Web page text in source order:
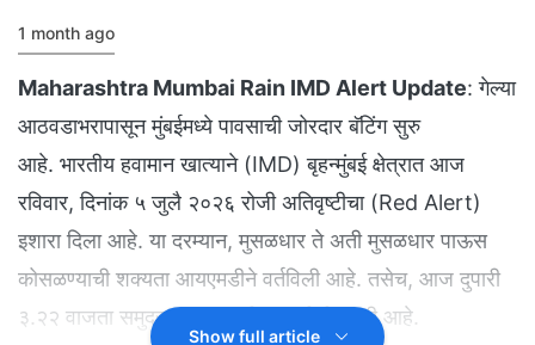
1 month ago
Maharashtra Mumbai Rain IMD Alert Update: गेल्या
आठवडाभरापासून मुंबईमध्ये पावसाची जोरदार बॅटिंग सुरु
आहे. भारतीय हवामान खात्याने (IMD) बृहन्मुंबई क्षेत्रात आज
रविवार, दिनांक ५ जुलै २०२६ रोजी अतिवृष्टीचा (Red Alert)
इशारा दिला आहे. या दरम्यान, मुसळधार ते अती मुसळधार पाऊस
कोसळण्याची शक्यता आयएमडीने वर्तविली आहे. तसेच, आज दुपारी
३.२२ वाजता समुद्राला ४.१९ मीटर उंचीची भरती आहे.
Show full article